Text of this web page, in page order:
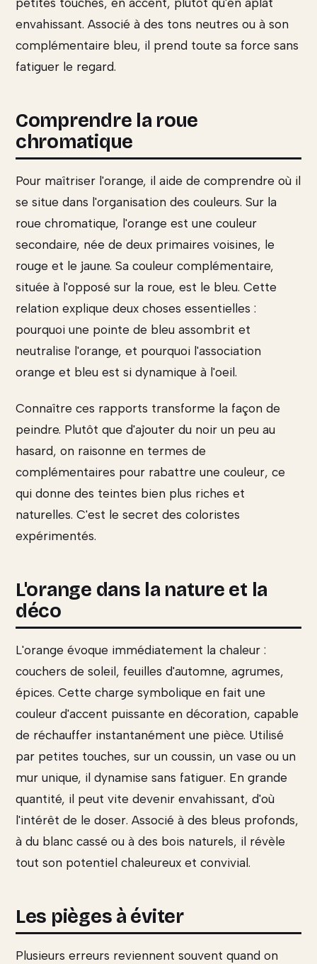
envahissant. Associé à des tons neutres ou à son
complémentaire bleu, il prend toute sa force sans
fatiguer le regard.
Comprendre la roue
chromatique
Pour maîtriser l'orange, il aide de comprendre où il
se situe dans l'organisation des couleurs. Sur la
roue chromatique, l'orange est une couleur
secondaire, née de deux primaires voisines, le
rouge et le jaune. Sa couleur complémentaire,
située à l'opposé sur la roue, est le bleu. Cette
relation explique deux choses essentielles :
pourquoi une pointe de bleu assombrit et
neutralise l'orange, et pourquoi l'association
orange et bleu est si dynamique à l'oeil.
Connaître ces rapports transforme la façon de
peindre. Plutôt que d'ajouter du noir un peu au
hasard, on raisonne en termes de
complémentaires pour rabattre une couleur, ce
qui donne des teintes bien plus riches et
naturelles. C'est le secret des coloristes
expérimentés.
L'orange dans la nature et la
déco
L'orange évoque immédiatement la chaleur :
couchers de soleil, feuilles d'automne, agrumes,
épices. Cette charge symbolique en fait une
couleur d'accent puissante en décoration, capable
de réchauffer instantanément une pièce. Utilisé
par petites touches, sur un coussin, un vase ou un
mur unique, il dynamise sans fatiguer. En grande
quantité, il peut vite devenir envahissant, d'où
l'intérêt de le doser. Associé à des bleus profonds,
à du blanc cassé ou à des bois naturels, il révèle
tout son potentiel chaleureux et convivial.
Les pièges à éviter
Plusieurs erreurs reviennent souvent quand on